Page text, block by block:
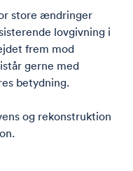
store ændringer
lovgivning i
frem mod
gerne med
betydning.
og rekonstruktion